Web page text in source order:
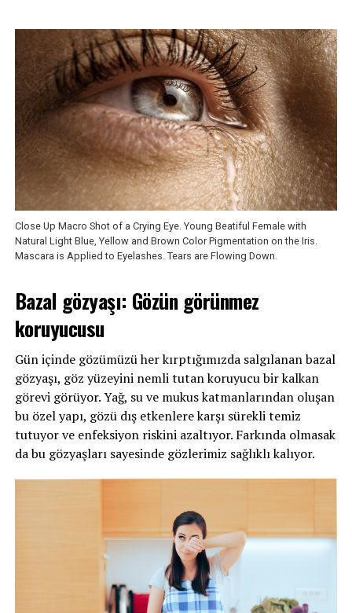
Close Up Macro Shot of a Crying Eye. Young Beatiful Female with
Natural Light Blue, Yellow and Brown Color Pigmentation on the Iris.
Mascara is Applied to Eyelashes. Tears are Flowing Down.
Bazal gözyaşı: Gözün görünmez
koruyucusu
Gün içinde gözümüzü her kırptığımızda salgılanan bazal
gözyaşı, göz yüzeyini nemli tutan koruyucu bir kalkan
görevi görüyor. Yağ, su ve mukus katmanlarından oluşan
bu özel yapı, gözü dış etkenlere karşı sürekli temiz
tutuyor ve enfeksiyon riskini azaltıyor. Farkında olmasak
da bu gözyaşları sayesinde gözlerimiz sağlıklı kalıyor.